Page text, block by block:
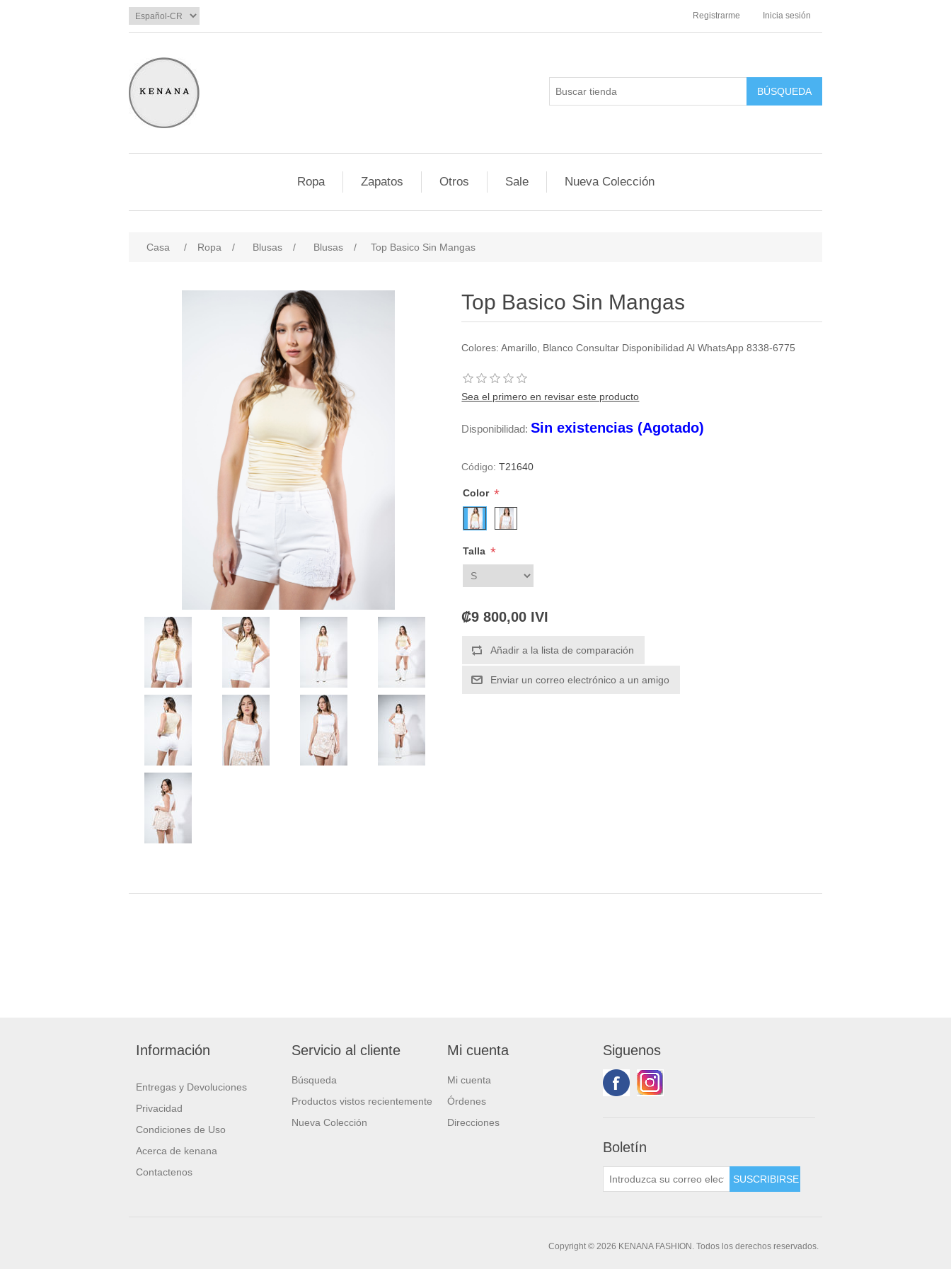
Registrarme Inicia sesión
Ropa Zapatos Otros Sale Nueva Colección
Casa / Ropa / Blusas / Blusas / Top Basico Sin Mangas
Top Basico Sin Mangas
Colores: Amarillo, Blanco Consultar Disponibilidad Al WhatsApp 8338-6775
Sea el primero en revisar este producto
Disponibilidad: Sin existencias (Agotado)
Código: T21640
Color *
Talla *
₡9 800,00 IVI
Información
Entregas y Devoluciones
Privacidad
Condiciones de Uso
Acerca de kenana
Contactenos
Servicio al cliente
Búsqueda
Productos vistos recientemente
Nueva Colección
Mi cuenta
Mi cuenta
Órdenes
Direcciones
Siguenos
Boletín
Copyright © 2026 KENANA FASHION. Todos los derechos reservados.